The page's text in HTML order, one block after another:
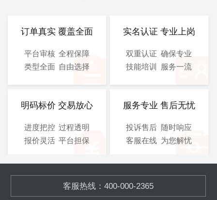
可选服务：设计院盖章
800/工
可选服务：设计院盖章
900/工
总施工图
图、 电气施工图等
3D图
备,OEM加工
提交文件：SOLIDWORKS
订单真实 覆盖全面
平台审核 全程保障
类型全面 自由选择
实名认证 专业上岗
双重认证 确保专业
技能培训
服务一流
明码标价 交易放心
进度把控 过程透明
报价灵活 平台担保
服务专业 售后无忧
投诉售后 随时响应
客服在线 为您解忧
客服热线：400-000-2365